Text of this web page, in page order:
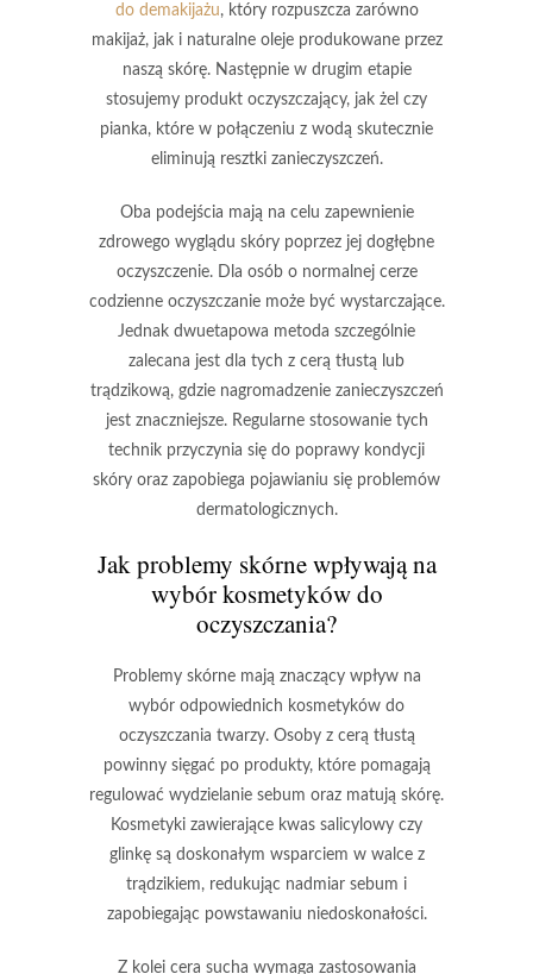
do demakijażu, który rozpuszcza zarówno
makijaż, jak i naturalne oleje produkowane przez
naszą skórę. Następnie w drugim etapie
stosujemy produkt oczyszczający, jak żel czy
pianka, które w połączeniu z wodą skutecznie
eliminują resztki zanieczyszczeń.
Oba podejścia mają na celu zapewnienie
zdrowego wyglądu skóry poprzez jej dogłębne
oczyszczenie. Dla osób o normalnej cerze
codzienne oczyszczanie może być wystarczające.
Jednak dwuetapowa metoda szczególnie
zalecana jest dla tych z cerą tłustą lub
trądzikową, gdzie nagromadzenie zanieczyszczeń
jest znaczniejsze. Regularne stosowanie tych
technik przyczynia się do poprawy kondycji
skóry oraz zapobiega pojawianiu się problemów
dermatologicznych.
Jak problemy skórne wpływają na
wybór kosmetyków do
oczyszczania?
Problemy skórnemają znaczący wpływ na
wybór odpowiednich kosmetyków do
oczyszczania twarzy. Osoby z cerą tłustą
powinny sięgać po produkty, które pomagają
regulować wydzielanie sebum oraz matują skórę.
Kosmetyki zawierające kwas salicylowy czy
glinkęsą doskonałym wsparciem w walce z
trądzikiem, redukując nadmiar sebum i
zapobiegając powstawaniu niedoskonałości.
Z kolei cera sucha wymaga zastosowania